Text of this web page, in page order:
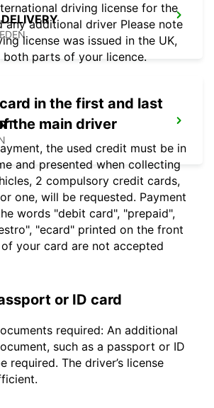
driving license for the
any additional driver Please note
license was issued in the UK,
both parts of your licence.
in the first and last
the main driver
the used credit must be in
and presented when collecting
2 compulsory credit cards,
one, will be requested. Payment
words "debit card", "prepaid",
"ecard" printed on the front
your card are not accepted
or ID card
required: An additional
such as a passport or ID
required. The driver’s license